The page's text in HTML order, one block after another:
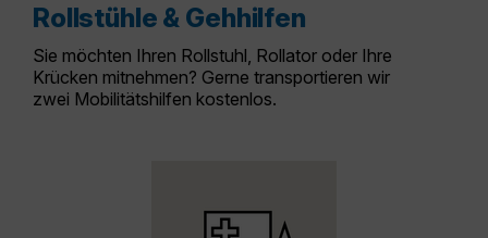
Rollstühle & Gehhilfen
Sie möchten Ihren Rollstuhl, Rollator oder Ihre
Krücken mitnehmen? Gerne transportieren wir
zwei Mobilitätshilfen kostenlos.